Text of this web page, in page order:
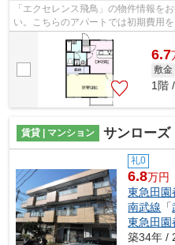
「エクセレンス飛鳥」の物件情報を
い。こちらのアパートでは初期費用
たりが良いので、冬も暖かく快適に過
6.7
敷金
1階
賃貸 | マンション サンローズ
礼0
6.8万円
東急田園
南武線 「
東急田園
築34年 /